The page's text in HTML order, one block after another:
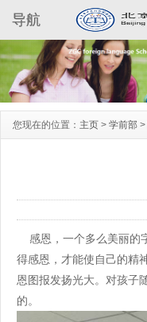
导航
您现在的位置： 主页 > 学前部 >
感恩，一个多么美丽的
得感恩，才能使自己的精
恩图报发扬光大。对孩子
的。